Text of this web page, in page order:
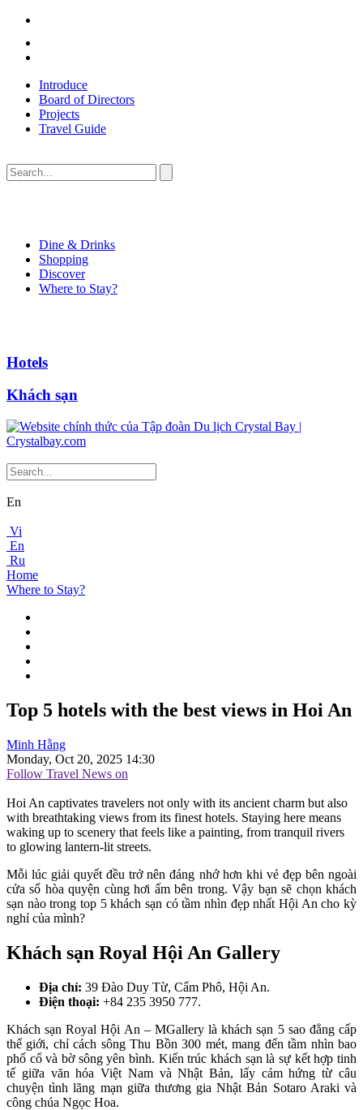
Introduce
Board of Directors
Projects
Travel Guide
Dine & Drinks
Shopping
Discover
Where to Stay?
Hotels
Khách sạn
En
Vi
En
Ru
Home
Where to Stay?
Top 5 hotels with the best views in Hoi An
Minh Hằng
Monday, Oct 20, 2025 14:30
Follow Travel News on
Hoi An captivates travelers not only with its ancient charm but also
with breathtaking views from its finest hotels. Staying here means
waking up to scenery that feels like a painting, from tranquil rivers
to glowing lantern-lit streets.
Mỗi lúc giải quyết đều trở nên đáng nhớ hơn khi vẻ đẹp bên ngoài
cửa sổ hòa quyện cùng hơi ấm bên trong. Vậy bạn sẽ chọn khách
sạn nào trong top 5 khách sạn có tầm nhìn đẹp nhất Hội An cho kỳ
nghỉ của mình?
Khách sạn Royal Hội An Gallery
Địa chỉ: 39 Đào Duy Từ, Cẩm Phô, Hội An.
Điện thoại: +84 235 3950 777.
Khách sạn Royal Hội An – MGallery là khách sạn 5 sao đẳng cấp
thế giới, chỉ cách sông Thu Bồn 300 mét, mang đến tầm nhìn bao
phố cổ và bờ sông yên bình. Kiến trúc khách sạn là sự kết hợp tinh
tế giữa văn hóa Việt Nam và Nhật Bản, lấy cảm hứng từ câu
chuyện tình lãng mạn giữa thương gia Nhật Bản Sotaro Araki và
công chúa Ngọc Hoa.